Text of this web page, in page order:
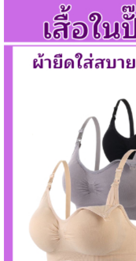
฿118.฿170.